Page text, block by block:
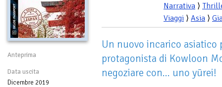
Anteprima
Data uscita
Dicembre 2019
Narrativa ⟩
Viaggi ⟩ Asia ⟩
Un nuovo incarico asiatico
protagonista di Kowloon
negoziare con… uno yūrei!